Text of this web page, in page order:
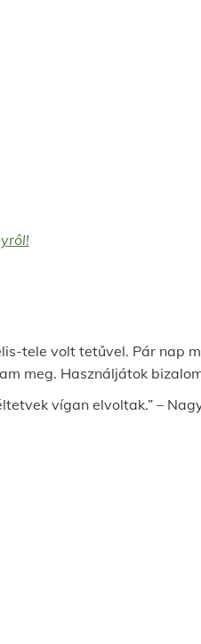
tele volt tetűvel. Pár nap
meg. Használjátok
vígan elvoltak.” –